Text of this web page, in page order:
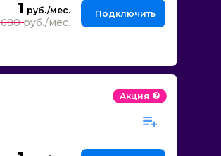
1
680
Подключить
Акция